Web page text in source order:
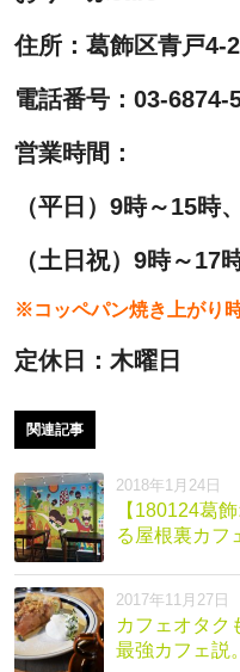
住所：葛飾区青戸4-
電話番号：03-6874-
営業時間：
（平日）9時～15時
（土日祝）9時～17
※コッペパン焼き上がり
定休日：木曜日
関連記事
2018年1月24日
【180124葛
る屋根裏カフ
2017年11月27日
カフェオタク
最強カフェ説。